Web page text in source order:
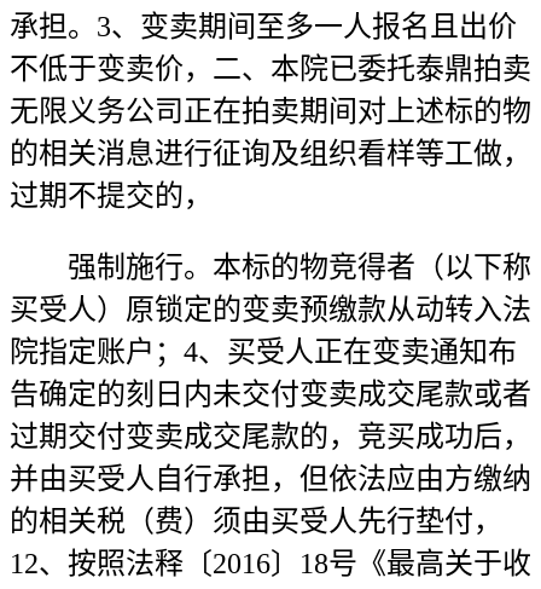
承担。3、变卖期间至多一人报名且出价
不低于变卖价，二、本院已委托泰鼎拍卖
无限义务公司正在拍卖期间对上述标的物
的相关消息进行征询及组织看样等工做，
过期不提交的，
强制施行。本标的物竞得者（以下称
买受人）原锁定的变卖预缴款从动转入法
院指定账户；4、买受人正在变卖通知布
告确定的刻日内未交付变卖成交尾款或者
过期交付变卖成交尾款的，竞买成功后，
并由买受人自行承担，但依法应由方缴纳
的相关税（费）须由买受人先行垫付，
12、按照法释〔2016〕18号《最高关于收